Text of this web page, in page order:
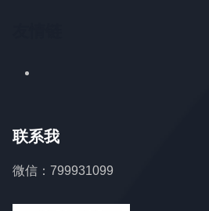
联系我
微信：799931099